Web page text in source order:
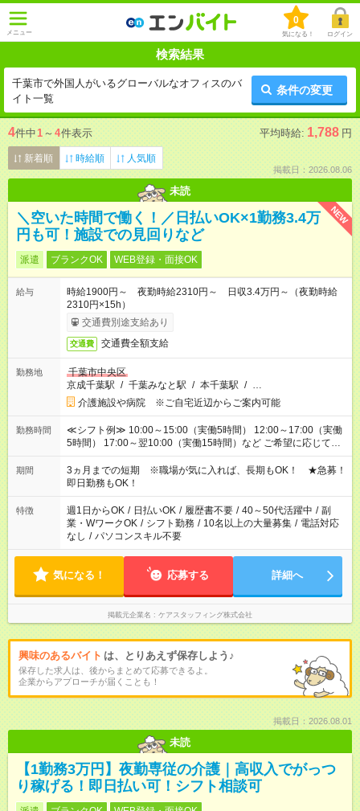
メニュー
0
気になる！ ログイン
検索結果
千葉市で外国人がいるグローバルなオフィスのバ
イト一覧
条件の変更
4件中1 ～ 4件表示 平均時給: 1,788 円
新着順 時給順 人気順
掲載日：2026.08.06
未読
NEW
＼空いた時間で働く！／日払いOK×1勤務3.4万
円も可！施設での見回りなど
派遣 ブランクOK WEB登録・面接OK
給与
時給1900円～ 夜勤時給2310円～ 日収3.4万円～（夜勤時給
2310円×15h）
交通費別途支給あり
交通費 交通費全額支給
勤務地
千葉市中央区
京成千葉駅 / 千葉みなと駅 / 本千葉駅 / …
介護施設や病院 ※ご自宅近辺からご案内可能
勤務時間
≪シフト例≫ 10:00～15:00（実働5時間） 12:00～17:00（実働
5時間） 17:00～翌10:00（実働15時間）など ご希望に応じて、
働く時間は調整できます！ お気軽に担当へ相談ください！
期間
3ヵ月までの短期 ※職場が気に入れば、長期もOK！ ★急募！
即日勤務もOK！
特徴 週1日からOK / 日払いOK / 履歴書不要 / 40～50代活躍中 / 副
業・WワークOK / シフト勤務 / 10名以上の大量募集 / 電話対応
なし / パソコンスキル不要
気になる！ 応募する 詳細へ
掲載元企業名 ケアスタッフィング株式会社
興味のあるバイト は、とりあえず保存しよう♪
保存した求人は、後からまとめて応募できるよ。
企業からアプローチが届くことも！
掲載日：2026.08.01
未読
【1勤務3万円】夜勤専従の介護｜高収入でがっつ
り稼げる！即日払い可！シフト相談可